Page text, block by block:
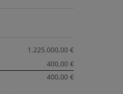
1.225.000,00 €
400,00 €
400,00 €